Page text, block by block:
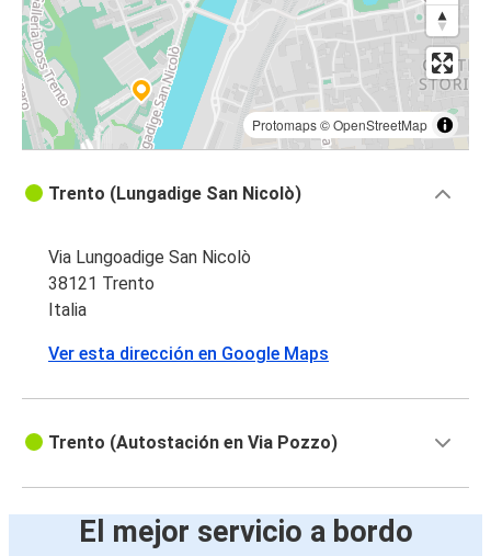
Protomaps©OpenStreetMap
Trento (Lungadige San Nicolò)
Via Lungoadige San Nicolò
38121 Trento
Italia
Ver esta dirección en Google Maps
Trento (Autostación en Via Pozzo)
El mejor servicio a bordo